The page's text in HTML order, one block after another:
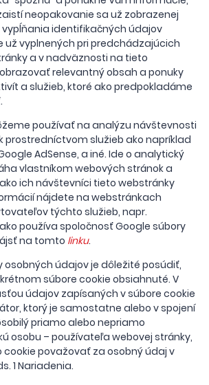
neopakovanie sa už zobrazenej
vypĺňania identifikačných údajov
už vyplnených pri predchádzajúcich
a v nadväznosti na tieto
relevantný obsah a ponuky
a služieb, ktoré ako predpokladáme
používať na analýzu návštevnosti
prostredníctvom služieb ako napríklad
AdSense, a iné. Ide o analytický
vlastníkom webových stránok a
ich návštevníci tieto webstránky
nájdete na webstránkach
týchto služieb, napr.
používa spoločnosť Google súbory
na tomto linku.
osobných údajov je dôležité posúdiť,
súbore cookie obsiahnuté. V
údajov zapísaných v súbore cookie
ktorý je samostatne alebo v spojení
priamo alebo nepriamo
osobu – používateľa webovej stránky,
považovať za osobný údaj v
1 Nariadenia.